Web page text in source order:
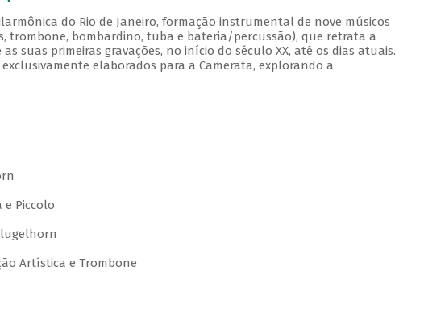
do Rio de Janeiro, formação instrumental de nove músicos
trombone, bombardino, tuba e bateria/percussão), que retrata a
suas primeiras gravações, no início do século XX, até os dias atuais.
elaborados para a Camerata, explorando a
e Piccolo
Artística e Trombone